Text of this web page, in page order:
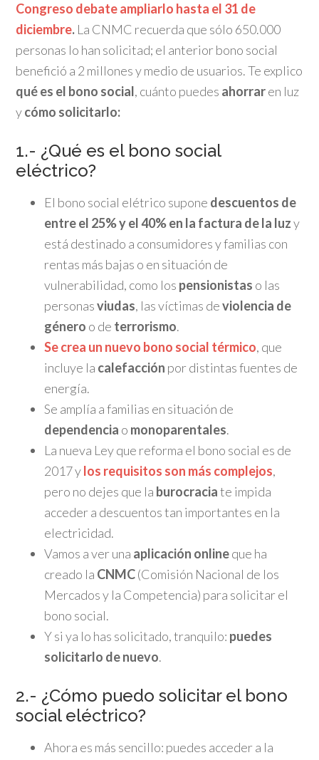
Congreso debate ampliarlo hasta el 31 de
diciembre. La CNMC recuerda que sólo 650.000
personas lo han solicitad; el anterior bono social
benefició a 2 millones y medio de usuarios. Te explico
qué es el bono social, cuánto puedes ahorraren luz
ycómo solicitarlo:
1.- ¿Qué es el bono social
eléctrico?
El bono social elétrico supone descuentos de
entre el 25% y el 40% en la factura de la luzy
está destinado a consumidores y familias con
rentas más bajas o en situación de
vulnerabilidad, como los pensionistas o las
personasviudas, las víctimas deviolencia de
género o de terrorismo.
Se crea un nuevo bono social térmico, que
incluye la calefacción por distintas fuentes de
energía.
Se amplía a familias en situación de
dependencia o monoparentales.
La nueva Ley que reforma el bono social es de
2017 ylos requisitos son más complejos,
pero no dejes que la burocraciate impida
acceder a descuentos tan importantes en la
electricidad.
Vamos a ver una aplicación onlineque ha
creado la CNMC(Comisión Nacional de los
Mercados y la Competencia) para solicitar el
bono social.
Y si ya lo has solicitado, tranquilo: puedes
solicitarlo de nuevo.
2.- ¿Cómo puedo solicitar el bono
social eléctrico?
Ahora es más sencillo: puedes acceder a la